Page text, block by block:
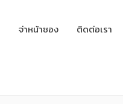
จ่าหน้าซอง ติดต่อเรา